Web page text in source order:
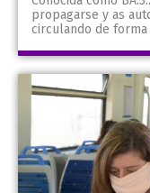
propagarse y as
circulando de